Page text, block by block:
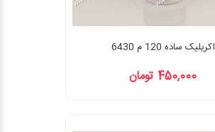
اکریلیک ساده 120 م 6430
450,000 تومان